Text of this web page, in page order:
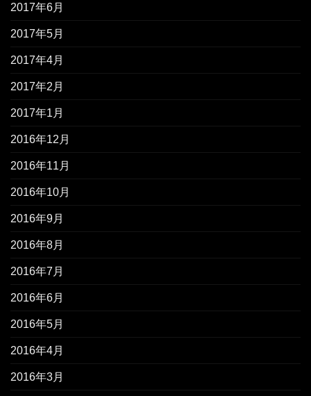
2017年6月
2017年5月
2017年4月
2017年2月
2017年1月
2016年12月
2016年11月
2016年10月
2016年9月
2016年8月
2016年7月
2016年6月
2016年5月
2016年4月
2016年3月